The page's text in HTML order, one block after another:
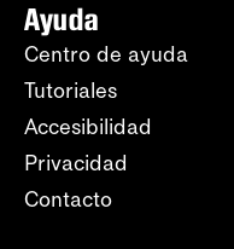
Ayuda
Centro de ayuda
Tutoriales
Accesibilidad
Privacidad
Contacto